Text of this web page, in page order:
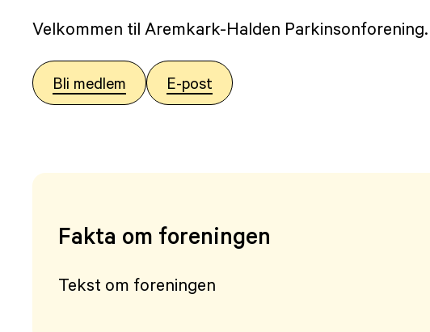
Velkommen til Aremkark-Halden Parkinsonforening.
Bli medlem E-post
Fakta om foreningen
Tekst om foreningen